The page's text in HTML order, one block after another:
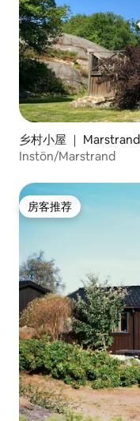
乡村小屋 ｜ Marstrand
Instön/Marstrand
房客推荐
房客推荐